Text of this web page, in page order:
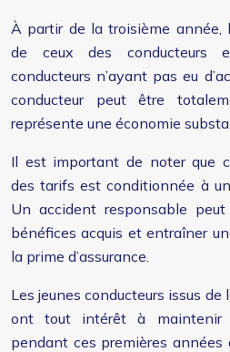
À partir de la troisième
de ceux des conducteurs
conducteurs n’ayant pas eu
conducteur peut être
représente une économie
Il est important de noter que
des tarifs est conditionnée à
Un accident responsable
bénéfices acquis et entraîner
la prime d’assurance.
Les jeunes conducteurs issus
ont tout intérêt à maintenir
pendant ces premières années